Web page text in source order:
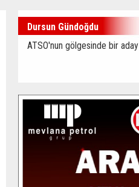
Dursun Gündoğdu
ATSO'nun gölgesinde bir aday